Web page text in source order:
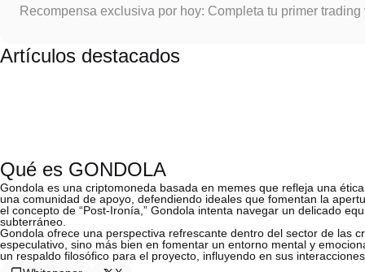
Recompensa exclusiva por hoy: Completa tu primer
Artículos destacados
Qué es GONDOLA
Gondola es una criptomoneda basada en memes que refleja una
una comunidad de apoyo, defendiendo ideales que fomentan la
el concepto de “Post-Ironía,” Gondola intenta navegar un delicado
subterráneo.
Gondola ofrece una perspectiva refrescante dentro del sector de las
especulativo, sino más bien en fomentar un entorno mental y
un respaldo filosófico para el proyecto, influyendo en sus